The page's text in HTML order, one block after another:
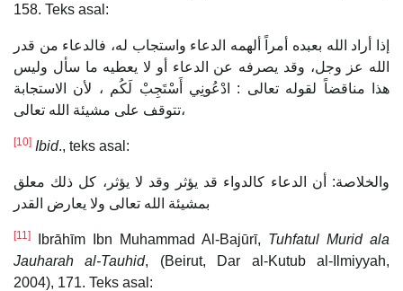
158. Teks asal:
إذا أراد الله بعبده أمراً ألهمه الدعاء واستجاب له، فالدعاء من قدر
الله عز وجل، وقد يصرفه عن الدعاء أو لا يعطيه ما سأل وليس
هذا مناقضاً لقوله تعالى : ادْعُونِي أَسْتَجِبْ لَكُم ، لأن الاستجابة
تتوقف على مشيئة الله تعالى،
[10] Ibid., teks asal:
والخلاصة: أن الدعاء كالدواء قد يؤثر وقد لا يؤثر، كل ذلك معلق
بمشيئة الله تعالى ولا يعارض القدر
[11] Ibrāhīm Ibn Muhammad Al-Bajūrī, Tuhfatul Muridala
Jauharah al-Tauhid, (Beirut, Dar al-Kutub al-Ilmiyyah,
2004), 171. Teks asal: